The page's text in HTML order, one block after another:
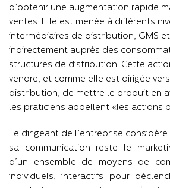
d’obtenir une augmentation rapide
ventes. Elle est menée à différents
intermédiaires de distribution, GMS
indirectement auprès des
structures de distribution. Cette
vendre, et comme elle est dirigée
distribution, de mettre le produit en
les praticiens appellent «les actions
Le dirigeant de l’entreprise
sa communication reste le
d’un ensemble de moyens de
individuels, interactifs pour